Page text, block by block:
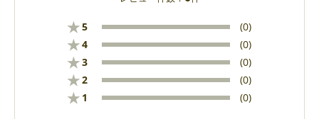
★5 (0)
★4 (0)
★3 (0)
★2 (0)
★ 1 (0)